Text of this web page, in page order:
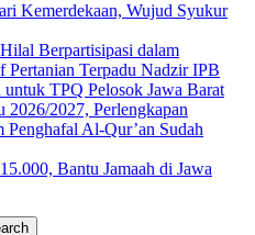
Kemerdekaan, Wujud Syukur
Berpartisipasi dalam
Pertanian Terpadu Nadzir IPB
TPQ Pelosok Jawa Barat
2026/2027, Perlengkapan
Penghafal Al-Qur’an Sudah
Bantu Jamaah di Jawa